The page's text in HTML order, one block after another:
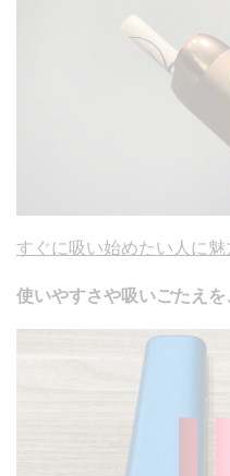
すぐに吸い始めたい人に魅
使いやすさや吸いごたえ